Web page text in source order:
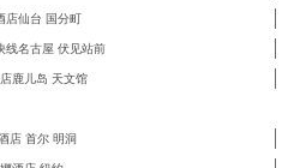
店仙台 国分町
线名古屋 伏见站前
鹿儿岛 天文馆
店 首尔 明洞